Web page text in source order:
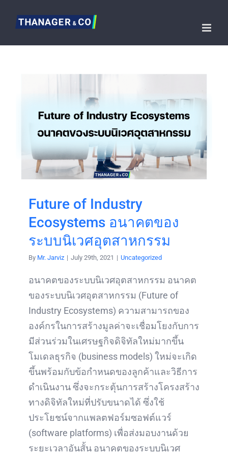
Future of Industry
Ecosystems อนาคตของ
ระบบนิเวศอุตสาหกรรม
By Mr. Jarviz | July 29th, 2021 | Uncategorized
อนาคตของระบบนิเวศอุตสาหกรรม อนาคต
ของระบบนิเวศอุตสาหกรรม (Future of
Industry Ecosystems) ความสามารถของ
องค์กรในการสร้างมูลค่าจะเชื่อมโยงกับการ
มีส่วนร่วมในเศรษฐกิจดิจิทัลใหม่มากขึ้น
โมเดลธุรกิจ (business models) ใหม่จะเกิด
ขึ้นพร้อมกับข้อกำหนดของลูกค้าและวิธีการ
ดำเนินงาน ซึ่งจะกระตุ้นการสร้างโครงสร้าง
ทางดิจิทัลใหม่ที่ปรับขนาดได้ ซึ่งใช้
ประโยชน์จากแพลตฟอร์มซอฟต์แวร์
(software platforms) เพื่อส่งมอบงานด้วย
ระยะเวลาอันสั้น อนาคตของระบบนิเวศ